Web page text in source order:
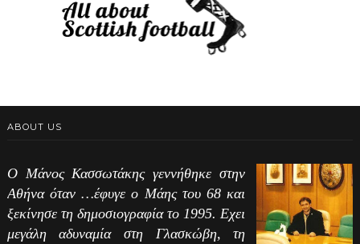
ABOUT US
Ο Μάνος Κασσωτάκης γεννήθηκε στην
Αθήνα όταν …έφυγε ο Μάης του 68 και
ξεκίνησε τη δημοσιογραφία το 1995. Εχει
μεγάλη αδυναμία στη Γλασκώβη, τη